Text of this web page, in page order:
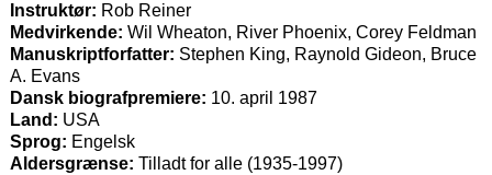
Instruktør: Rob Reiner
Medvirkende: Wil Wheaton, River Phoenix, Corey Feldman
Manuskriptforfatter: Stephen King, Raynold Gideon, Bruce
A. Evans
Dansk biografpremiere: 10. april 1987
Land: USA
Sprog: Engelsk
Aldersgrænse: Tilladt for alle (1935-1997)